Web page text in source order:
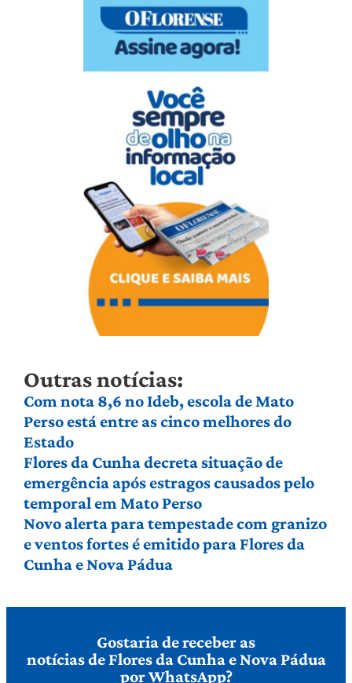
Outras notícias:
Com nota 8,6 no Ideb, escola de Mato
Perso está entre as cinco melhores do
Estado
Flores da Cunha decreta situação de
emergência após estragos causados pelo
temporal em Mato Perso
Novo alerta para tempestade com granizo
e ventos fortes é emitido para Flores da
Cunha e Nova Pádua
Gostaria de receber as
notícias de Flores da Cunha e Nova Pádua
por WhatsApp?